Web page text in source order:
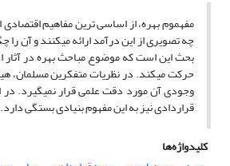
مفهموم بهره، از اساسی ترین مفاهیم
چه تصویری از این درآمد ارائه میکنند و آن
بحث این است که موضوع مباحث بهره در آثار
حرکت میکند. در نظریات متفکرین مسلمان،
وجودی آن مورد دقت علمی قرار نمیگیرد.
قراردادی نیز به این مفهوم بنیادی بستگی دارد.
کلیدواژه‌ها